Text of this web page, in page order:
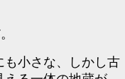
も小さな、しかし古